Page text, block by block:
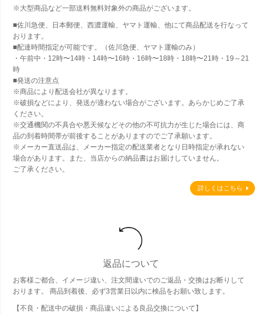
※大型商品など一部送料無料対象外の商品がございます。
■佐川急便、日本郵便、西濃運輸、ヤマト運輸、他にて商品配送を行なって
おります。
■配達時間指定が可能です。（佐川急便、ヤマト運輸のみ）
・午前中・12時〜14時・14時〜16時・16時〜18時・18時〜21時・19～21
時
■発送の注意点
※商品により配送会社が異なります。
※破損などにより、発送が適わない場合がございます。あらかじめご了承
ください。
※交通機関の不具合や悪天候などその他の不可抗力が生じた場合には、商
品の到着時間帯が前後することがありますのでご了承願います。
※メーカー直送品は、メーカー指定の配送業者となり日時指定が承れない
場合があります。また、当店からの納品書はお届けしていません。
ご了承ください。
詳しくはこちら
返品について
お客様ご都合、イメージ違い、注文間違いでのご返品・交換はお断りして
おります。 商品到着後、必ず3営業日以内に検品をお願い致します。
【不良・配送中の破損・商品違いによる良品交換について】